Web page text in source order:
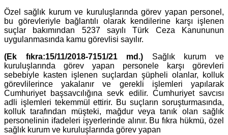
Özel sağlık kurum ve kuruluşlarında görev yapan personel,
bu görevleriyle bağlantılı olarak kendilerine karşı işlenen
suçlar bakımından 5237 sayılı Türk Ceza Kanununun
uygulanmasında kamu görevlisi sayılır.
(Ek fıkra:15/11/2018-7151/21 md.) Sağlık kurum ve
kuruluşlarında görev yapan personele karşı görevleri
sebebiyle kasten işlenen suçlardan şüpheli olanlar, kolluk
görevlilerince yakalanır ve gerekli işlemleri yapılarak
Cumhuriyet başsavcılığına sevk edilir. Cumhuriyet savcısı
adli işlemleri tekemmül ettirir. Bu suçların soruşturmasında,
kolluk tarafından müşteki, mağdur veya tanık olan sağlık
personelinin ifadeleri işyerlerinde alınır. Bu fıkra hükmü, özel
sağlık kurum ve kuruluşlarında görev yapan